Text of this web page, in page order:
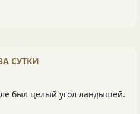
СУТКИ
был целый угол ландышей.